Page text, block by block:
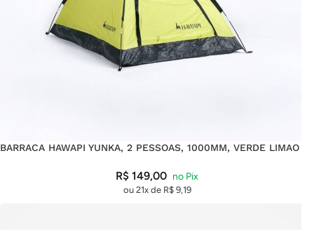
BARRACA HAWAPI YUNKA, 2 PESSOAS, 1000MM, VERDE LIMAO
R$ 149,00
ou 21x de R$ 9,19